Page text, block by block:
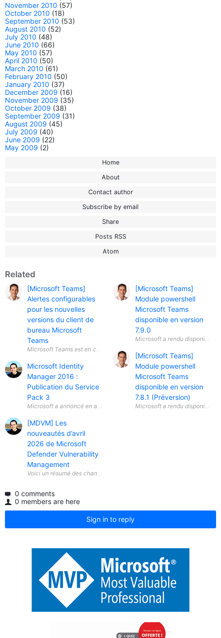
November 2010 (57)
October 2010 (18)
September 2010 (53)
August 2010 (52)
July 2010 (48)
June 2010 (66)
May 2010 (57)
April 2010 (50)
March 2010 (61)
February 2010 (50)
January 2010 (37)
December 2009 (16)
November 2009 (35)
October 2009 (38)
September 2009 (31)
August 2009 (45)
July 2009 (40)
June 2009 (22)
May 2009 (2)
Home
About
Contact author
Subscribe by email
Share
Posts RSS
Atom
Related
[Microsoft Teams]
Alertes configurables
pour les nouvelles
versions du client de
bureau Microsoft
Teams
Microsoft Identity
Manager 2016 :
Publication du Service
Pack 3
Microsoft a annoncé en avril 2026 la disponibilité générale ( General
[MDVM] Les
nouveautés d’avril
2026 de Microsoft
Defender Vulnerability
Management
[Microsoft Teams]
Module powershell
Microsoft Teams
disponible en version
7.9.0
[Microsoft Teams]
Module powershell
Microsoft Teams
disponible en version
7.8.1 (Préversion)
0 comments
0 members are here
Sign in to reply